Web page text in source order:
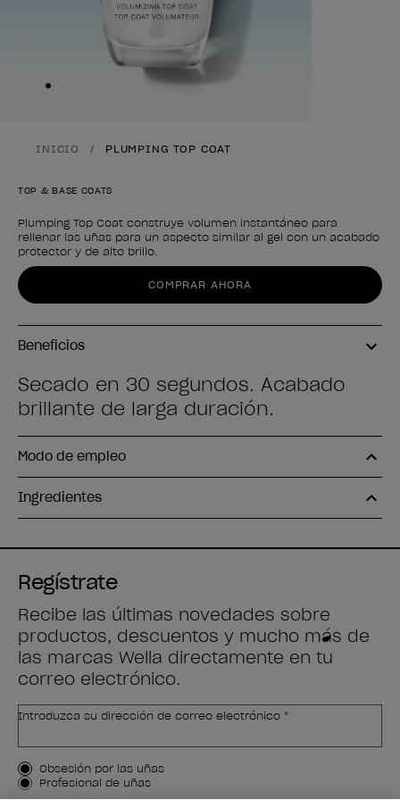
Skip to slide
INICIO PLUMPING TOP COAT
TOP & BASE COATS
Plumping Top Coat construye volumen instantáneo para
rellenar las uñas para un aspecto similar al gel con un acabado
protector y de alto brillo.
Forma del producto
COMPRAR AHORA
Beneficios
Secado en 30 segundos. Acabado
brillante de larga duración.
Modo de empleo
Ingredientes
Regístrate
Recibe las últimas novedades sobre
productos, descuentos y mucho más de
las marcas Wella directamente en tu
correo electrónico.
Introduzca su dirección de correo electrónico *
Tipo de cliente
Obsesión por las uñas
Profesional de uñas